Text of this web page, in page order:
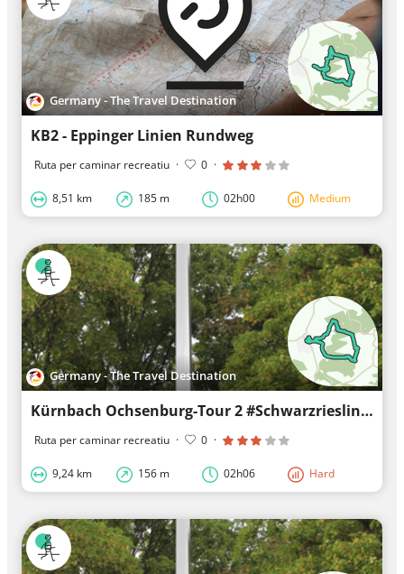
Germany - The Travel Destination
KB2 - Eppinger Linien Rundweg
Ruta per caminar recreatiu · 0 ·
8,51 km 185 m 02h00 Medium
Germany - The Travel Destination
Kürnbach Ochsenburg-Tour 2 #Schwarzrieslingdorf
Ruta per caminar recreatiu · 0 ·
9,24 km 156 m 02h06 Hard